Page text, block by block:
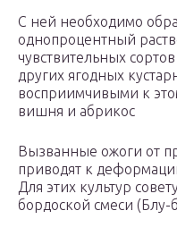
С ней необходимо
однопроцентный
чувствительных
других ягодных
восприимчивыми к
вишня и абрикос
Вызванные ожоги от
приводят к
Для этих культур
бордоской смеси